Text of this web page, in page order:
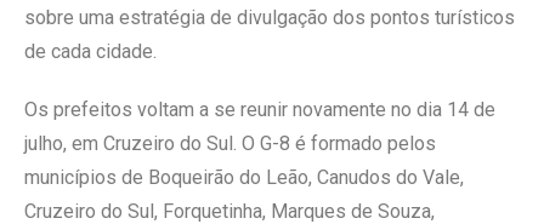
sobre uma estratégia de divulgação dos pontos turísticos
de cada cidade.
Os prefeitos voltam a se reunir novamente no dia 14 de
julho, em Cruzeiro do Sul. O G-8 é formado pelos
municípios de Boqueirão do Leão, Canudos do Vale,
Cruzeiro do Sul, Forquetinha, Marques de Souza,